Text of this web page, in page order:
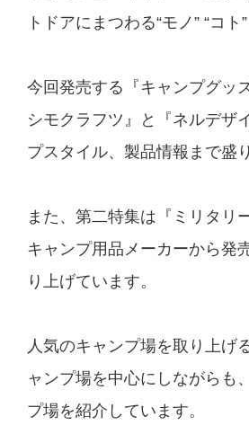
トドアにまつわる“モノ” “コ
今回発売する『キャンプグッ
シモクラフツ』と『ネルデザ
プスタイル、製品情報まで盛
また、第二特集は『ミリタリ
キャンプ用品メーカーから発
り上げています。
人気のキャンプ場を取り上げ
ャンプ場を中心にしながらも
プ場を紹介しています。